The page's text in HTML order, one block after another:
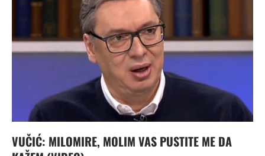
VUČIĆ: MILOMIRE, MOLIM VAS PUSTITE ME DA